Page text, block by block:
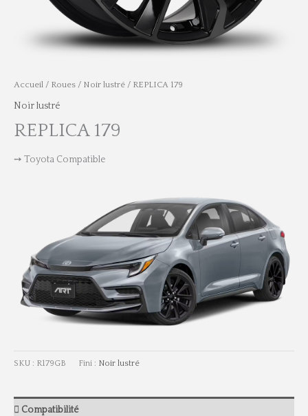
Accueil / Roues / Noir lustré / REPLICA 179
Noir lustré
REPLICA 179
➙ Toyota Compatible
SKU : R179GB Fini : Noir lustré
Compatibilité